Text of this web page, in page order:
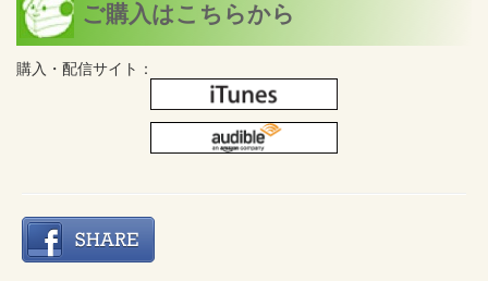
ご購入はこちらから
購入・配信サイト：